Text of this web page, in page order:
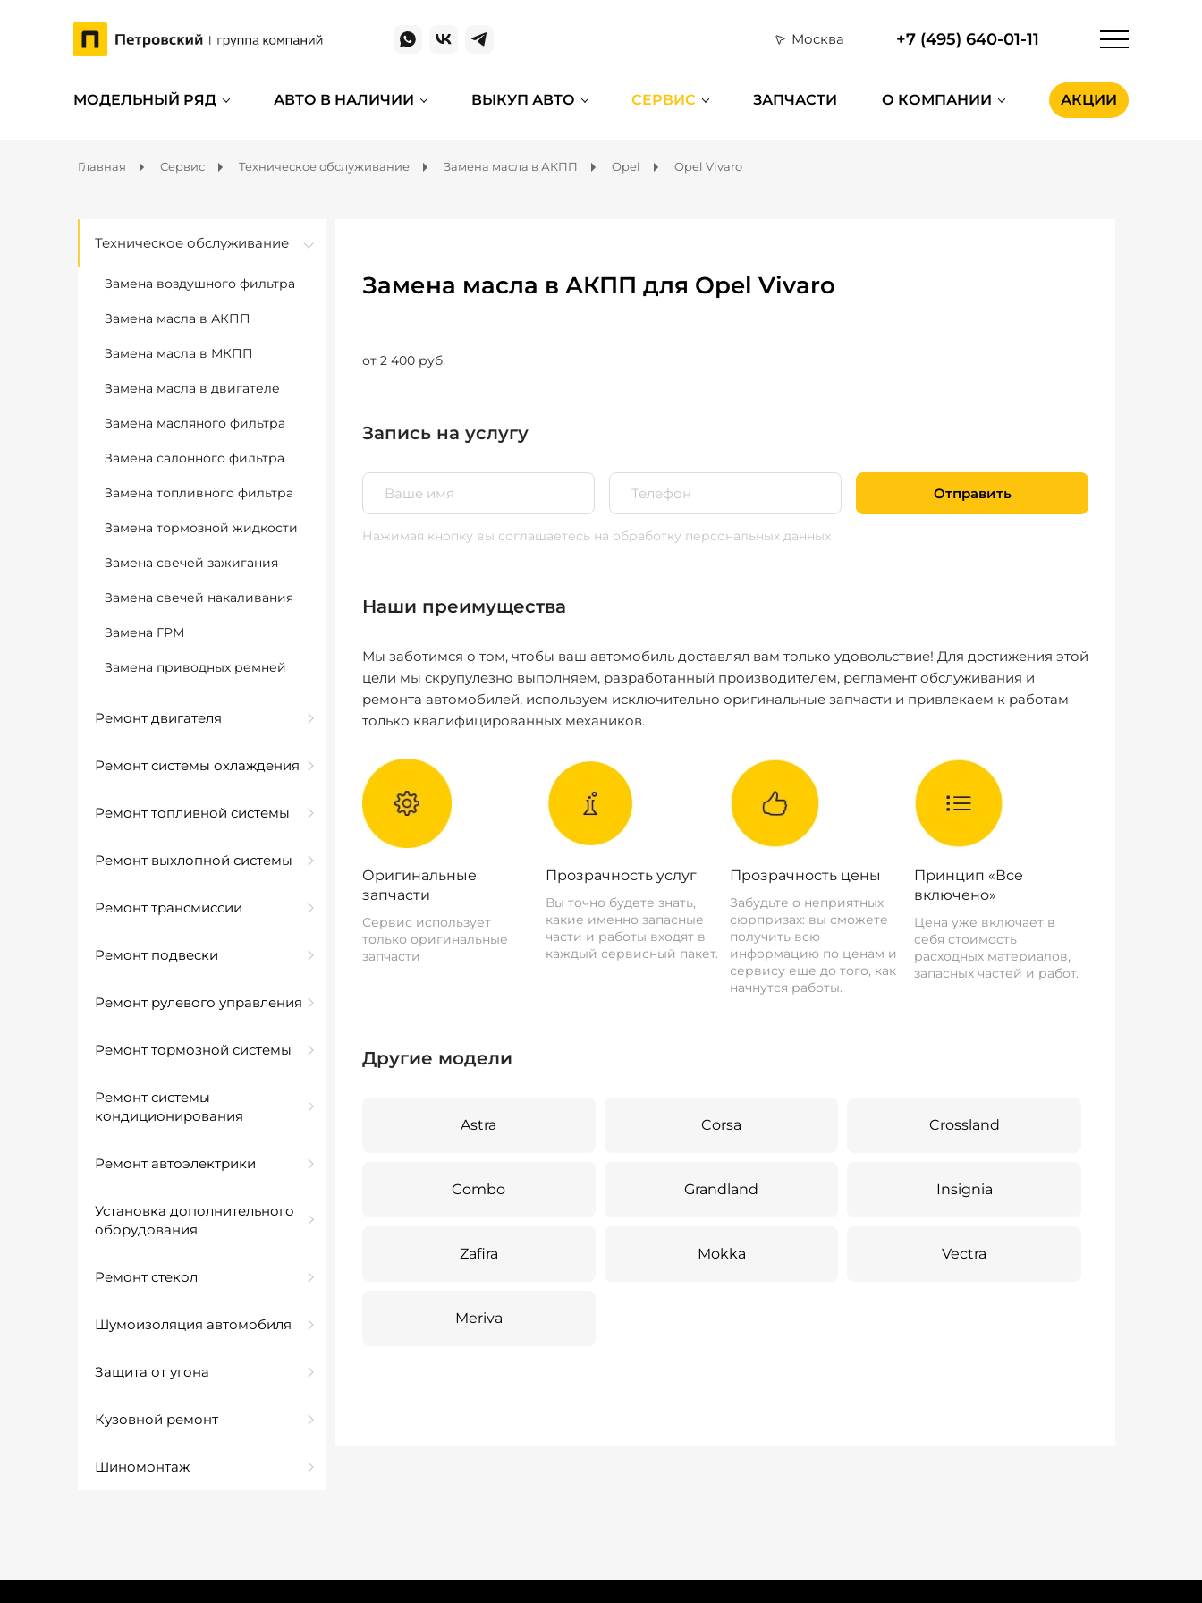
Москва +7 (495) 640-01-11
МОДЕЛЬНЫЙ РЯД АВТО В НАЛИЧИИ ВЫКУП АВТО СЕРВИС ЗАПЧАСТИ О КОМПАНИИ АКЦИИ
Главная Сервис Техническое обслуживание Замена масла в АКПП Opel Opel Vivaro
Техническое обслуживание
Замена воздушного фильтра
Замена масла в АКПП
Замена масла в МКПП
Замена масла в двигателе
Замена масляного фильтра
Замена салонного фильтра
Замена топливного фильтра
Замена тормозной жидкости
Замена свечей зажигания
Замена свечей накаливания
Замена ГРМ
Замена приводных ремней
Ремонт двигателя
Ремонт системы охлаждения
Ремонт топливной системы
Ремонт выхлопной системы
Ремонт трансмиссии
Ремонт подвески
Ремонт рулевого управления
Ремонт тормозной системы
Ремонт системы
кондиционирования
Ремонт автоэлектрики
Установка дополнительного
оборудования
Ремонт стекол
Шумоизоляция автомобиля
Защита от угона
Кузовной ремонт
Шиномонтаж
Замена масла в АКПП для Opel Vivaro
от 2 400 руб.
Запись на услугу
Отправить
Нажимая кнопку вы соглашаетесь на обработку персональных данных
Наши преимущества
Мы заботимся о том, чтобы ваш автомобиль доставлял вам только удовольствие! Для достижения этой
цели мы скрупулезно выполняем, разработанный производителем, регламент обслуживания и
ремонта автомобилей, используем исключительно оригинальные запчасти и привлекаем к работам
только квалифицированных механиков.
Оригинальные
запчасти
Сервис использует
только оригинальные
запчасти
Прозрачность услуг
Вы точно будете знать,
какие именно запасные
части и работы входят в
каждый сервисный пакет.
Прозрачность цены
Забудьте о неприятных
сюрпризах: вы сможете
получить всю
информацию по ценам и
сервису еще до того, как
начнутся работы.
Принцип «Все
включено»
Цена уже включает в
себя стоимость
расходных материалов,
запасных частей и работ.
Другие модели
Astra Corsa Crossland
Combo Grandland Insignia
Zafira Mokka Vectra
Meriva